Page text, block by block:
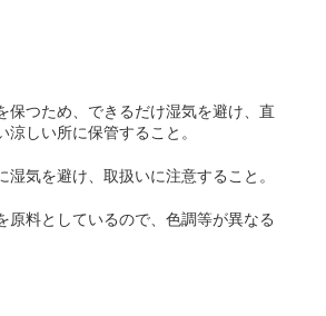
つため、できるだけ湿気を避け、直
涼しい所に保管すること。
気を避け、取扱いに注意すること。
料としているので、色調等が異なる